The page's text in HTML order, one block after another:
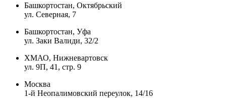
Башкортостан, Октябрьский
ул. Северная, 7
Башкортостан, Уфа
ул. Заки Валиди, 32/2
ХМАО, Нижневартовск
ул. 9П, 41, стр. 9
Москва
1-й Неопалимовский переулок, 14/16